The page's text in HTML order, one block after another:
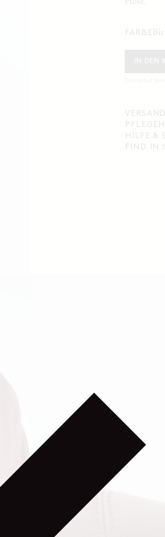
FARBE
HILFE &
FIND IN